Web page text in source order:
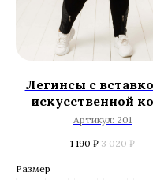
Легинсы с
искусственной
Артикул: 201
1 190 ₽ 3 020 ₽
Размер